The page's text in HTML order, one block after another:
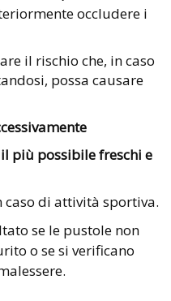
occludere i
il rischio che, in caso
possa causare
più possibile freschi e
caso di attività sportiva.
se le pustole non
o se si verificano